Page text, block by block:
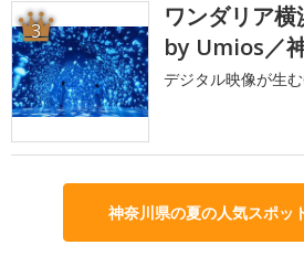
3
ワンダリア
by Umios／
デジタル映像が生
神奈川県の夏の人気スポッ